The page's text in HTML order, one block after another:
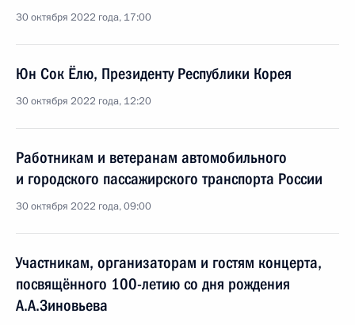
30 октября 2022 года, 17:00
Юн Сок Ёлю, Президенту Республики Корея
30 октября 2022 года, 12:20
Работникам и ветеранам автомобильного
и городского пассажирского транспорта России
30 октября 2022 года, 09:00
Участникам, организаторам и гостям концерта,
посвящённого 100-летию со дня рождения
А.А.Зиновьева